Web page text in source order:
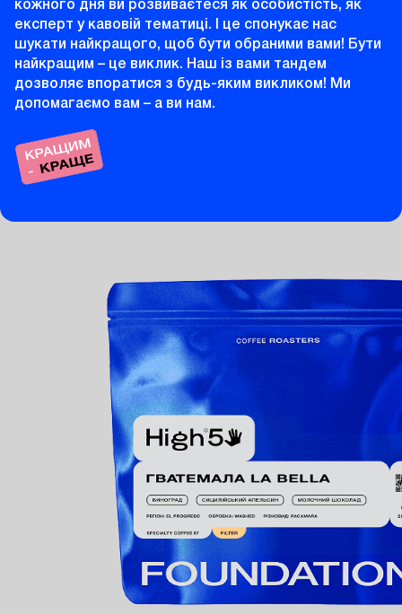
кожного дня ви розвиваєтеся як особистість, як
експерт у кавовій тематиці. І це спонукає нас
шукати найкращого, щоб бути обраними вами! Бути
найкращим – це виклик. Наш із вами тандем
дозволяє впоратися з будь-яким викликом! Ми
допомагаємо вам – а ви нам.